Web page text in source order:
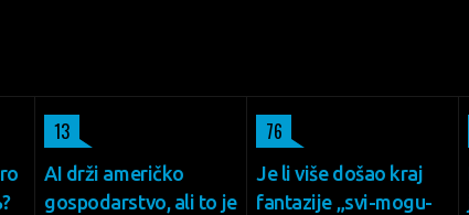
AI drži američko
gospodarstvo, ali to je
13
Je li više došao kraj
fantazije „svi-mogu-
76